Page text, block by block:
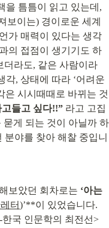
을 틈틈이 읽고 있는데,
보이는) 경이로운 세계
가 매력이 있다는 생각
의 접점이 생기기도 하
더라도, 같은 사람이라
각, 상태에 따라 ‘어려운
은 시시때때로 바뀌는 것
들고 싶다!!” 라고 고집
게 되는 것이 아닐까 하
야를 찾아 해찰 중입니
보았던 회차로는 ‘아는
터)’**이 있었습니다.
국 인문학의 최전선>